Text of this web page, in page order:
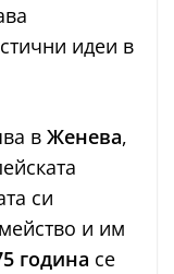
идеи в
в Женева,
си
и им
година се